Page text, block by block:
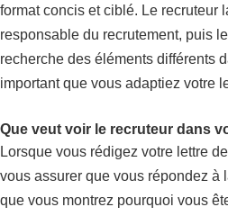
format concis et ciblé. Le recruteur
responsable du recrutement, puis
recherche des éléments différents
important que vous adaptiez votre
Que veut voir le recruteur dans
Lorsque vous rédigez votre lettre
vous assurer que vous répondez à
que vous montrez pourquoi vous